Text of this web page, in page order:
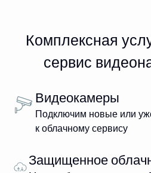
Комплексная
сервис
Видеокамеры
Подключим новые или
к облачному сервису
Защищенное